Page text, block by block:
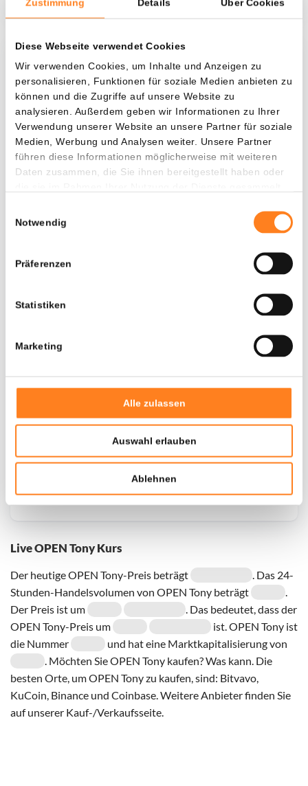
Zustimmung Details Über Cookies
Diese Webseite verwendet Cookies
Wir verwenden Cookies, um Inhalte und Anzeigen zu
personalisieren, Funktionen für soziale Medien anbieten zu
können und die Zugriffe auf unsere Website zu
analysieren. Außerdem geben wir Informationen zu Ihrer
Verwendung unserer Website an unsere Partner für soziale
Medien, Werbung und Analysen weiter. Unsere Partner
führen diese Informationen möglicherweise mit weiteren
Daten zusammen, die Sie ihnen bereitgestellt haben oder
Notwendig
Präferenzen
Statistiken
Marketing
Alle zulassen
Auswahl erlauben
Ablehnen
Live OPEN Tony Kurs
Der heutige OPEN Tony-Preis beträgt
. Das 24-
Stunden-Handelsvolumen von OPEN Tony beträgt
.
Der Preis ist um
. Das bedeutet, dass der
OPEN Tony-Preis um
ist. OPEN Tony ist
die Nummer
und hat eine Marktkapitalisierung von
. Möchten Sie OPEN Tony kaufen? Was kann. Die
besten Orte, um OPEN Tony zu kaufen, sind: Bitvavo,
KuCoin, Binance und Coinbase. Weitere Anbieter finden Sie
auf unserer Kauf-/Verkaufsseite.
Was, wenn ich...?
Zie hoeveel waarde je vandaag zou hebben als
je dollar-cost averaging had toegepast op
verschillende cryptocurrencies.
Hätte investiert In
$
Door een fout konden er geen gegevens worden
opgehaald, probeer het later opnieuw.